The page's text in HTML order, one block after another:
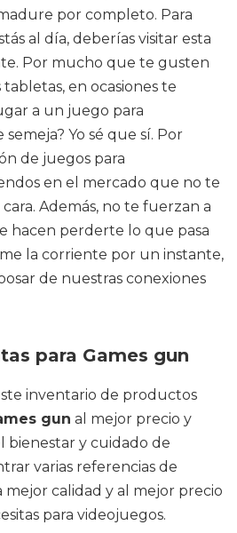
por completo. Para
al día, deberías visitar esta
Por mucho que te gusten
tabletas, en ocasiones te
a un juego para
Yo sé que sí. Por
de juegos para
en el mercado que no te
Además, no te fuerzan a
hacen perderte lo que pasa
la corriente por un instante,
de nuestras conexiones
para Games gun
inventario de productos
gun al mejor precio y
bienestar y cuidado de
varias referencias de
mejor calidad y al mejor precio
para videojuegos.